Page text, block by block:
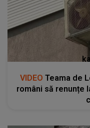
VIDEO Teama de
români să renunțe